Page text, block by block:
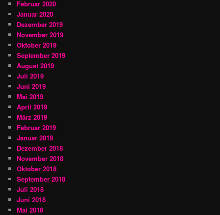
Februar 2020
Januar 2020
Dezember 2019
November 2019
Oktober 2019
September 2019
August 2019
Juli 2019
Juni 2019
Mai 2019
April 2019
März 2019
Februar 2019
Januar 2019
Dezember 2018
November 2018
Oktober 2018
September 2018
Juli 2018
Juni 2018
Mai 2018